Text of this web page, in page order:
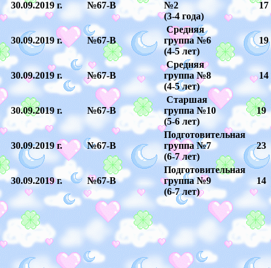
30.09.2019 г. №67-В
№2
(3-4 года)
17
30.09.2019 г. №67-В
Средняя
группа №6
(4-5 лет)
19
30.09.2019 г. №67-В
Средняя
группа №8
(4-5 лет)
14
30.09.2019 г. №67-В
Старшая
группа №10
(5-6 лет)
19
30.09.2019 г. №67-В
Подготовительная
группа №7
(6-7 лет)
23
30.09.2019 г. №67-В
Подготовительная
группа №9
(6-7 лет)
14